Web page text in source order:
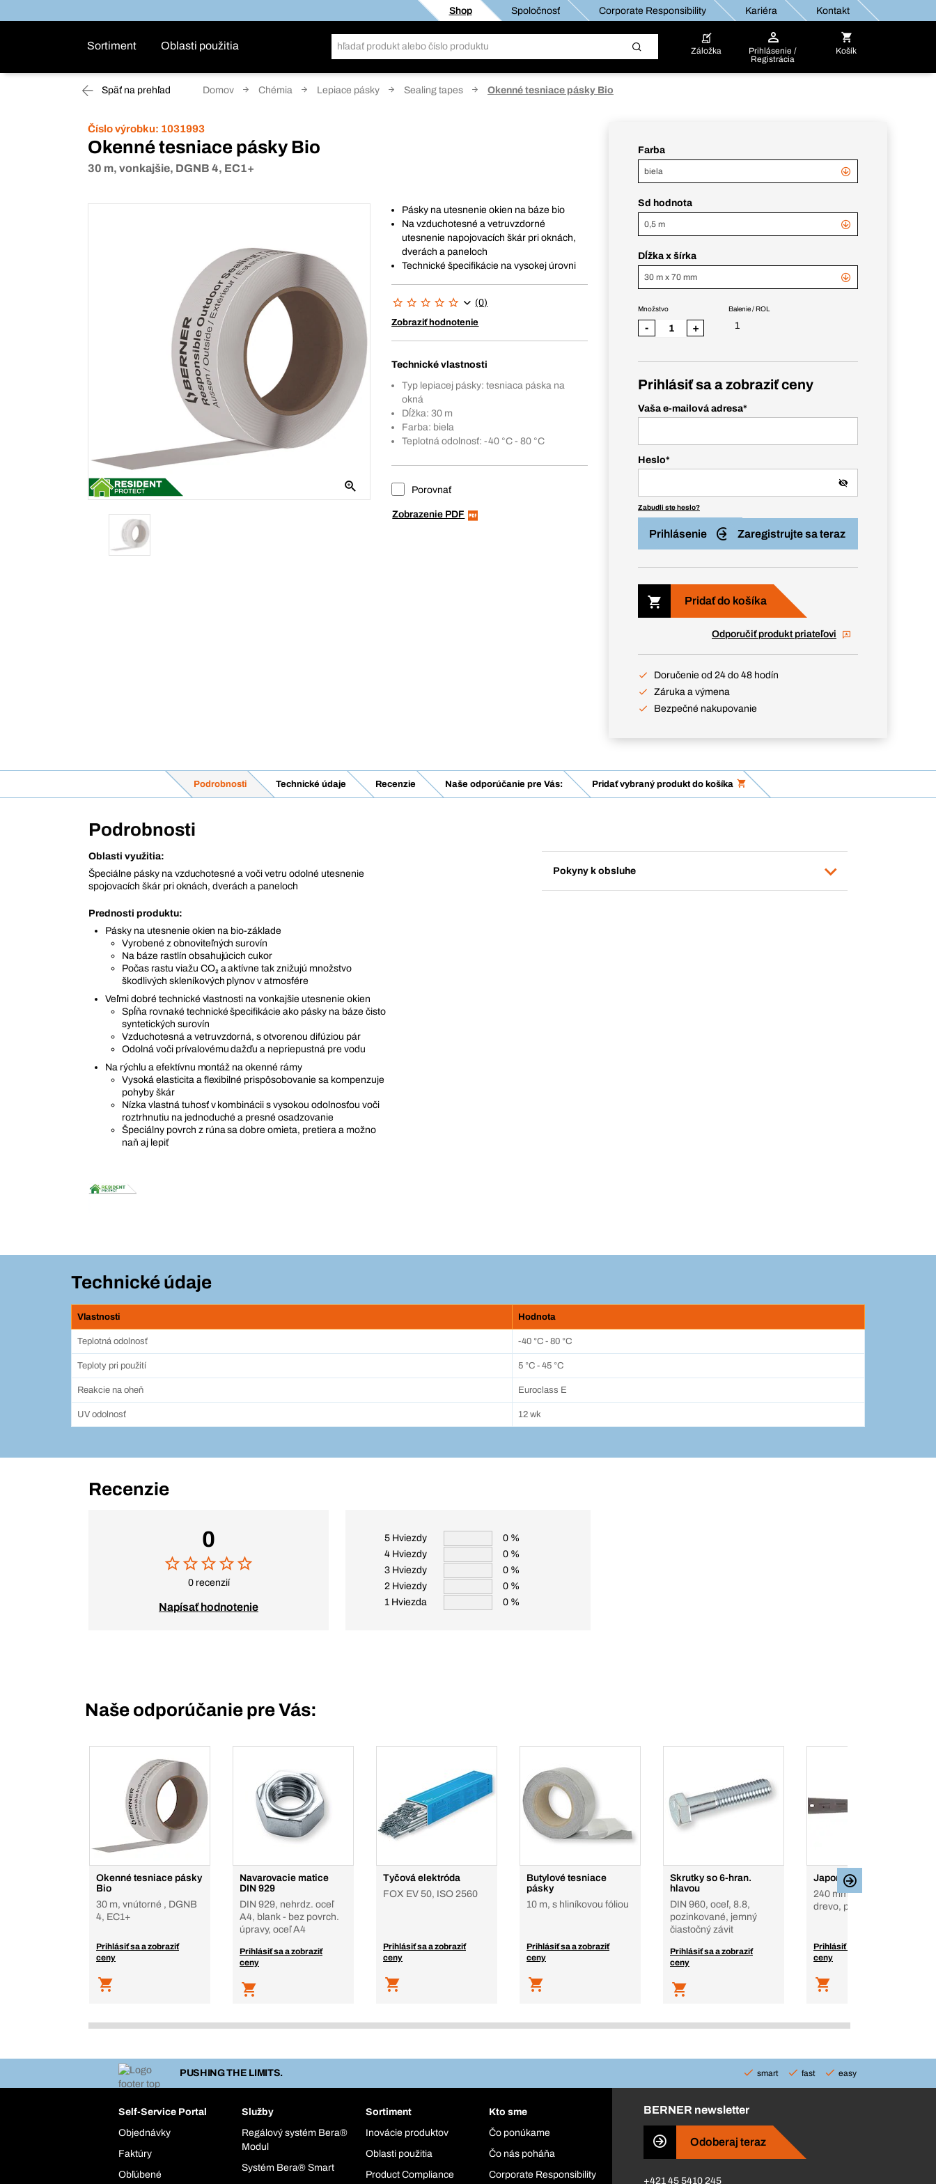
Shop Spoločnosť Corporate Responsibility Kariéra Kontakt
Sortiment Oblasti použitia Záložka
Prihlásenie /
Registrácia
Košík
Späť na prehľad Domov Chémia Lepiace pásky Sealing tapes Okenné tesniace pásky Bio
Číslo výrobku: 1031993
Okenné tesniace pásky Bio
30 m, vonkajšie, DGNB 4, EC1+
Pásky na utesnenie okien na báze bio
Na vzduchotesné a vetruvzdorné
utesnenie napojovacích škár pri oknách,
dverách a paneloch
Technické špecifikácie na vysokej úrovni
(0)
Zobraziť hodnotenie
Technické vlastnosti
Typ lepiacej pásky: tesniaca páska na
okná
Dĺžka: 30 m
Farba: biela
Teplotná odolnosť: -40 °C - 80 °C
Porovnať
Zobrazenie PDF
Farba
biela
Sd hodnota
0,5 m
Dĺžka x šírka
30 m x 70 mm
Balenie / ROL
1
Množstvo
- +
Prihlásiť sa a zobraziť ceny
Vaša e-mailová adresa*
Heslo*
Zabudli ste heslo?
Prihlásenie Zaregistrujte sa teraz
Pridať do košíka
Odporučiť produkt priateľovi
Doručenie od 24 do 48 hodín
Záruka a výmena
Bezpečné nakupovanie
Podrobnosti Technické údaje Recenzie Naše odporúčanie pre Vás: Pridať vybraný produkt do košíka
Podrobnosti
Oblasti využitia:
Špeciálne pásky na vzduchotesné a voči vetru odolné utesnenie
spojovacích škár pri oknách, dverách a paneloch
Prednosti produktu:
Pásky na utesnenie okien na bio-základe
Vyrobené z obnoviteľných surovín
Na báze rastlín obsahujúcich cukor
Počas rastu viažu CO₂ a aktívne tak znižujú množstvo
škodlivých skleníkových plynov v atmosfére
Veľmi dobré technické vlastnosti na vonkajšie utesnenie okien
Spĺňa rovnaké technické špecifikácie ako pásky na báze čisto
syntetických surovín
Vzduchotesná a vetruvzdorná, s otvorenou difúziou pár
Odolná voči prívalovému dažďu a nepriepustná pre vodu
Na rýchlu a efektívnu montáž na okenné rámy
Vysoká elasticita a flexibilné prispôsobovanie sa kompenzuje
pohyby škár
Nízka vlastná tuhosť v kombinácii s vysokou odolnosťou voči
roztrhnutiu na jednoduché a presné osadzovanie
Špeciálny povrch z rúna sa dobre omieta, pretiera a možno
naň aj lepiť
Pokyny k obsluhe
Technické údaje
Vlastnosti Hodnota
Teplotná odolnosť -40 °C - 80 °C
Teploty pri použití 5 °C - 45 °C
Reakcie na oheň Euroclass E
UV odolnosť 12 wk
Recenzie
0
0 recenzií
Napísať hodnotenie
5 Hviezdy
0 %
4 Hviezdy
0 %
3 Hviezdy
0 %
2 Hviezdy
0 %
1 Hviezda
0 %
Naše odporúčanie pre Vás:
Okenné tesniace pásky
Bio
30 m, vnútorné , DGNB
4, EC1+
Prihlásiť sa a zobraziť
ceny
Navarovacie matice
DIN 929
DIN 929, nehrdz. oceľ
A4, blank - bez povrch.
úpravy, oceľ A4
Prihlásiť sa a zobraziť
ceny
Tyčová elektróda
FOX EV 50, ISO 2560
Prihlásiť sa a zobraziť
ceny
Butylové tesniace
pásky
10 m, s hliníkovou fóliou
Prihlásiť sa a zobraziť
ceny
Skrutky so 6-hran.
hlavou
DIN 960, oceľ, 8.8,
pozinkované, jemný
čiastočný závit
Prihlásiť sa a zobraziť
ceny
Japonská píla Ryoba
240 mm, 14 T/in, Na
drevo, plasty
Prihlásiť sa a zobraziť
ceny
PUSHING THE LIMITS. smart fast easy
Self-Service Portal
Objednávky
Faktúry
Obľúbené
Služby
Regálový systém Bera®
Modul
Systém Bera® Smart
Sortiment
Inovácie produktov
Oblasti použitia
Product Compliance
Kto sme
Čo ponúkame
Čo nás poháňa
Corporate Responsibility
BERNER newsletter
Odoberaj teraz
+421 45 5410 245